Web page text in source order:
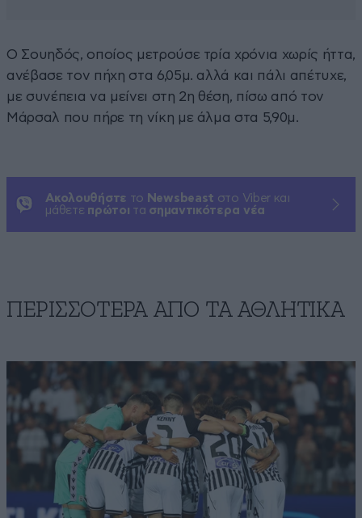
Ο Σουηδός, οποίος μετρούσε τρία χρόνια χωρίς ήττα,
ανέβασε τον πήχη στα 6,05μ. αλλά και πάλι απέτυχε,
με συνέπεια να μείνει στη 2η θέση, πίσω από τον
Μάρσαλ που πήρε τη νίκη με άλμα στα 5,90μ.
Ακολουθήστε το Newsbeast στο Viber και
μάθετε πρώτοι τα σημαντικότερα νέα
ΠΕΡΙΣΣΟΤΕΡΑ ΑΠΟ ΤA ΑΘΛΗΤΙΚΑ